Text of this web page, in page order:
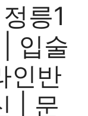
릉1
입술
인반
| 문